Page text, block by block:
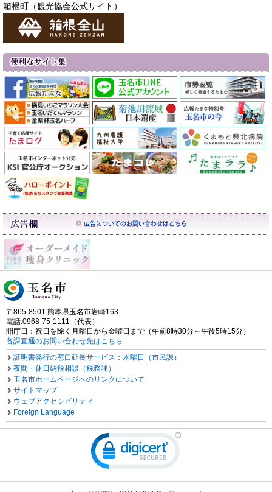
箱根町（観光協会公式サイト）
〒865-8501 熊本県玉名市岩崎163
電話:0968-75-1111（代表）
開庁日：祝日を除く月曜日から金曜日まで（午前8時30分～午後5時15分）
各課直通のお問い合わせ先はこちら
証明書発行の窓口延長サービス：木曜日（市民課）
夜間・休日納税相談（税務課）
玉名市ホームページへのリンクについて
サイトマップ
ウェブアクセシビリティ
Foreign Language